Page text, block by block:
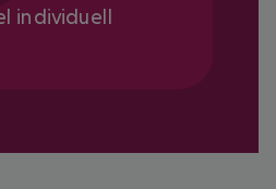
individuell